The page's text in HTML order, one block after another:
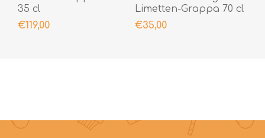
35 cl
€119,00
Limetten-Grappa 70 cl
€35,00